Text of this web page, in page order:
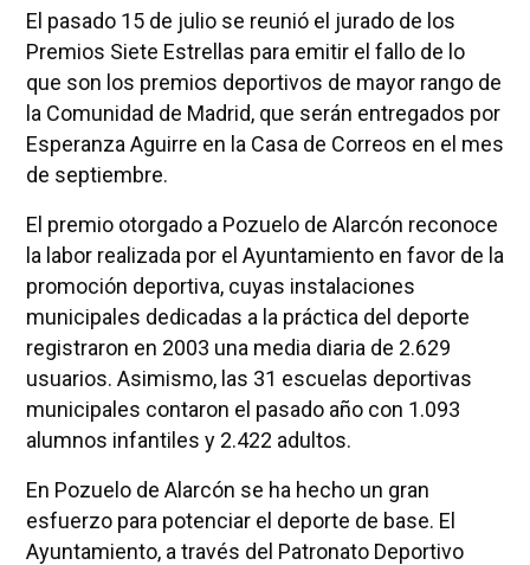
El pasado 15 de julio se reunió el jurado de los
Premios Siete Estrellas para emitir el fallo de lo
que son los premios deportivos de mayor rango de
la Comunidad de Madrid, que serán entregados por
Esperanza Aguirre en la Casa de Correos en el mes
de septiembre.
El premio otorgado a Pozuelo de Alarcón reconoce
la labor realizada por el Ayuntamiento en favor de la
promoción deportiva, cuyas instalaciones
municipales dedicadas a la práctica del deporte
registraron en 2003 una media diaria de 2.629
usuarios. Asimismo, las 31 escuelas deportivas
municipales contaron el pasado año con 1.093
alumnos infantiles y 2.422 adultos.
En Pozuelo de Alarcón se ha hecho un gran
esfuerzo para potenciar el deporte de base. El
Ayuntamiento, a través del Patronato Deportivo